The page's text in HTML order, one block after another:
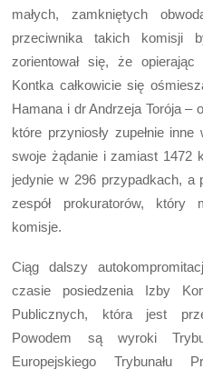
małych, zamkniętych
przeciwnika takich komisji
zorientował się, że
Kontka całkowicie się
Hamana i dr Andrzeja Torója –
które przyniosły zupełnie
swoje żądanie i zamiast 1472
jedynie w 296 przypadkach, a
zespół prokuratorów, który
komisje.
Ciąg dalszy
czasie posiedzenia Izby
Publicznych, która jest
Powodem są wyroki
Europejskiego Trybunału